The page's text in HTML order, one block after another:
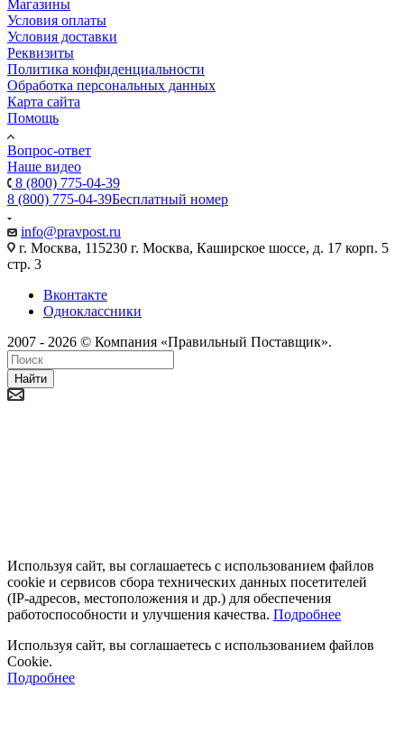
Магазины
Условия оплаты
Условия доставки
Реквизиты
Политика конфиденциальности
Обработка персональных данных
Карта сайта
Помощь
Вопрос-ответ
Наше видео
8 (800) 775-04-39
8 (800) 775-04-39Бесплатный номер
info@pravpost.ru
г. Москва, 115230 г. Москва, Каширское шоссе, д. 17 корп. 5
стр. 3
Вконтакте
Одноклассники
2007 - 2026 © Компания «Правильный Поставщик».
Найти
Используя сайт, вы соглашаетесь с использованием файлов
cookie и сервисов сбора технических данных посетителей
(IP‑адресов, местоположения и др.) для обеспечения
работоспособности и улучшения качества. Подробнее
Используя сайт, вы соглашаетесь с использованием файлов
Cookie.
Подробнее